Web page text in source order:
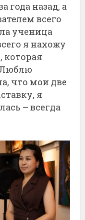
года назад, а
всего
ученица
я нахожу
которая
Люблю
что мои две
я
– всегда